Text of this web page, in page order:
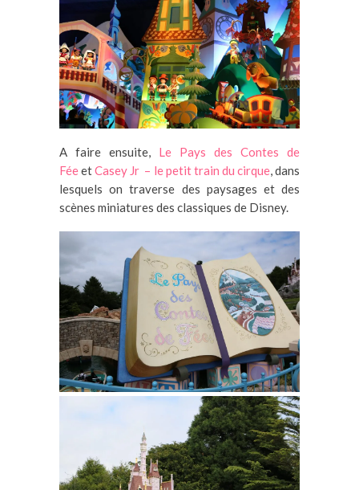
A faire ensuite, Le Pays des Contes de
FéeetCasey Jr – le petit train du cirque, dans
lesquels on traverse des paysages et des
scènes miniatures des classiques de Disney.